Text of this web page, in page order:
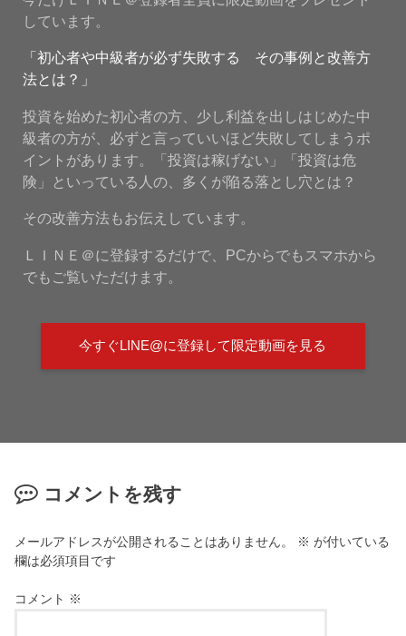
しています。
「初心者や中級者が必ず失敗する その事例と改善方
法とは？」
投資を始めた初心者の方、少し利益を出しはじめた中
級者の方が、必ずと言っていいほど失敗してしまうポ
イントがあります。「投資は稼げない」「投資は危
険」といっている人の、多くが陥る落とし穴とは？
その改善方法もお伝えしています。
ＬＩＮＥ＠に登録するだけで、PCからでもスマホから
でもご覧いただけます。
今すぐLINE@に登録して限定動画を見る
コメントを残す
メールアドレスが公開されることはありません。 ※ が付いている
欄は必須項目です
コメント ※